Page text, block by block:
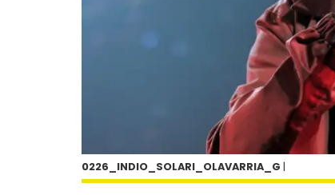
0226_INDIO_SOLARI_OLAVARRIA_G |